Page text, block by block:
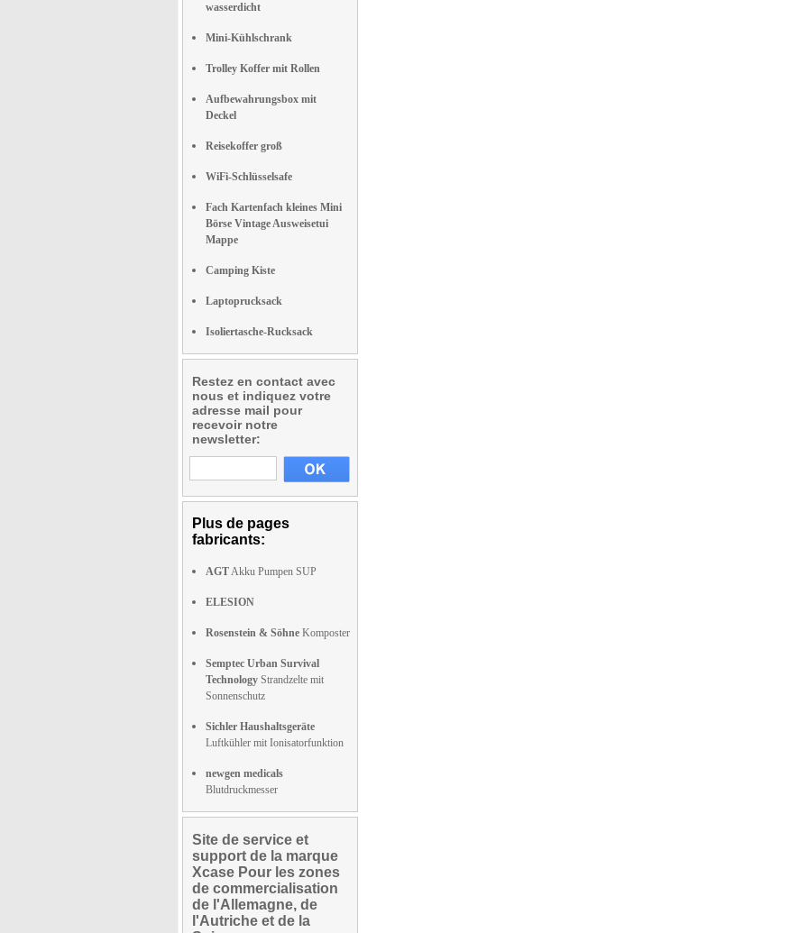
wasserdicht
Mini-Kühlschrank
Trolley Koffer mit Rollen
Aufbewahrungsbox mit
Deckel
Reisekoffer groß
WiFi-Schlüsselsafe
Fach Kartenfach kleines Mini
Börse Vintage Ausweisetui
Mappe
Camping Kiste
Laptoprucksack
Isoliertasche-Rucksack
Restez en contact avec
nous et indiquez votre
adresse mail pour
recevoir notre
newsletter:
Plus de pages
fabricants:
AGTAkku Pumpen SUP
ELESION
Rosenstein & Söhne Komposter
Semptec Urban Survival
Technology Strandzelte mit
Sonnenschutz
Sichler Haushaltsgeräte
Luftkühler mit Ionisatorfunktion
newgen medicals
Blutdruckmesser
Site de service et
support de la marque
Xcase Pour les zones
de commercialisation
de l'Allemagne, de
l'Autriche et de la